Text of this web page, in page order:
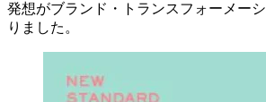
発想がブランド・トランスフォーメー
りました。